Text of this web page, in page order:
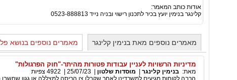
אודות כותב המאמר:
קלינגר בנימין יועץ בכיר לתכנון רישוי ובניה נייד 0523-888813
מאמרים נוספים מאת בנימין קלינגר מאמרים נוספים בנושא
מדיניות הרשויות לעניין עבודות פטורות מהיתר-"חוק הפרגולות"
מאת: בנימין קלינגר מוסדות שלטון 25/07/23
4922 צפיות
הרבה לקוחות מגיעים למשרדינו לאחר שקבלו צו הריסה למצללה או גגון